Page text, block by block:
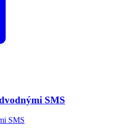
SMS
SMS